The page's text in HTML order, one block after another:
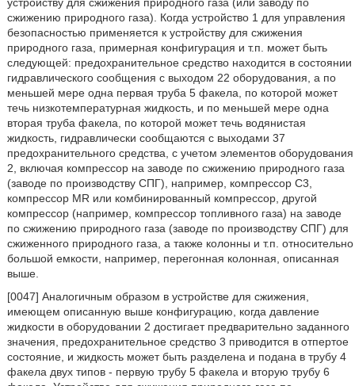
сжижению природного газа). Когда устройство 1 для управления
безопасностью применяется к устройству для сжижения
природного газа, примерная конфигурация и т.п. может быть
следующей: предохранительное средство находится в состоянии
гидравлического сообщения с выходом 22 оборудования, а по
меньшей мере одна первая труба 5 факела, по которой может
течь низкотемпературная жидкость, и по меньшей мере одна
вторая труба факела, по которой может течь водянистая
жидкость, гидравлически сообщаются с выходами 37
предохранительного средства, с учетом элементов оборудования
2, включая компрессор на заводе по сжижению природного газа
(заводе по производству СПГ), например, компрессор С3,
компрессор MR или комбинированный компрессор, другой
компрессор (например, компрессор топливного газа) на заводе
по сжижению природного газа (заводе по производству СПГ) для
сжиженного природного газа, а также колонны и т.п. относительно
большой емкости, например, перегонная колонная, описанная
выше.
[0047] Аналогичным образом в устройстве для сжижения,
имеющем описанную выше конфигурацию, когда давление
жидкости в оборудовании 2 достигает предварительно заданного
значения, предохранительное средство 3 приводится в отпертое
состояние, и жидкость может быть разделена и подана в трубу 4
факела двух типов - первую трубу 5 факела и вторую трубу 6